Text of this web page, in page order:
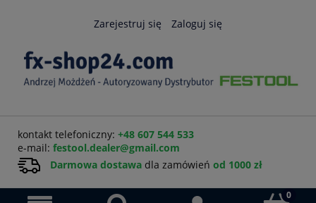
Zarejestruj się Zaloguj się
kontakt telefoniczny: +48 607 544 533
e-mail: festool.dealer@gmail.com
Darmowa dostawa dla zamówień od 1000 zł